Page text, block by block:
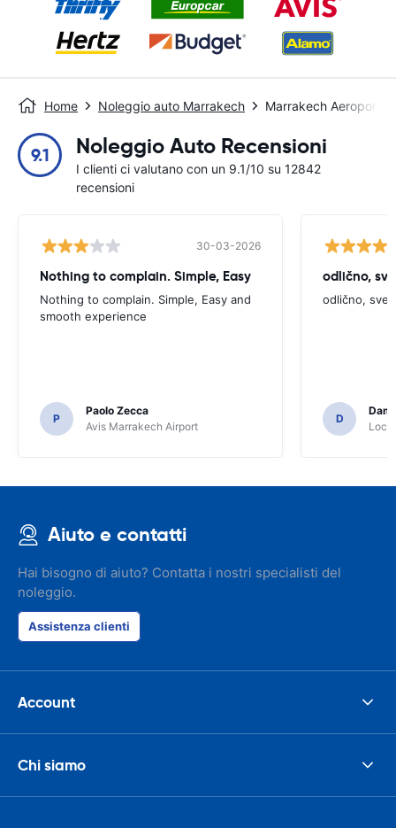
Home Noleggio auto Marrakech Marrakech Aeroporto
9.1 Noleggio Auto Recensioni
I clienti ci valutano con un 9.1/10 su 12842
recensioni
30-03-2026
Nothing to complain. Simple, Easy
Nothing to complain. Simple, Easy and
smooth experience
P
Paolo Zecca
Avis Marrakech Airport
odlično,
odlično, sve
D
Aiuto e contatti
Hai bisogno di aiuto? Contatta i nostri specialisti del
noleggio.
Assistenza clienti
Account
Chi siamo